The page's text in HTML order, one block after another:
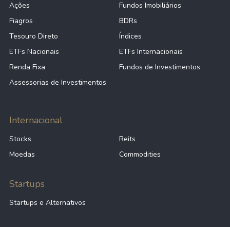
Ações
Fundos Imobiliários
Fiagros
BDRs
Tesouro Direto
Índices
ETFs Nacionais
ETFs Internacionais
Renda Fixa
Fundos de Investimentos
Assessorias de Investimentos
Internacional
Stocks
Reits
Moedas
Commodities
Startups
Startups e Alternativos